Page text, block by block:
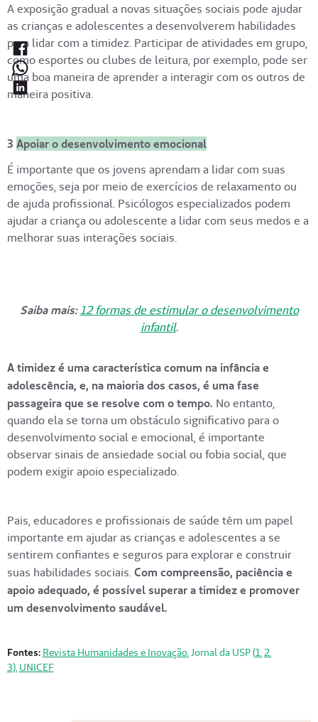
A exposição gradual a novas situações sociais pode ajudar
as crianças e adolescentes a desenvolverem habilidades
para lidar com a timidez. Participar de atividades em grupo,
como esportes ou clubes de leitura, por exemplo, pode ser
uma boa maneira de aprender a interagir com os outros de
maneira positiva.
3 Apoiar o desenvolvimento emocional
É importante que os jovens aprendam a lidar com suas
emoções, seja por meio de exercícios de relaxamento ou
de ajuda profissional. Psicólogos especializados podem
ajudar a criança ou adolescente a lidar com seus medos e a
melhorar suas interações sociais.
Saiba mais:12 formas de estimular o desenvolvimento
infantil.
A timidez é uma característica comum na infância e
adolescência, e, na maioria dos casos, é uma fase
passageira que se resolve com o tempo. No entanto,
quando ela se torna um obstáculo significativo para o
desenvolvimento social e emocional, é importante
observar sinais de ansiedade social ou fobia social, que
podem exigir apoio especializado.
Pais, educadores e profissionais de saúde têm um papel
importante em ajudar as crianças e adolescentes a se
sentirem confiantes e seguros para explorar e construir
suas habilidades sociais. Com compreensão, paciência e
apoio adequado, é possível superar a timidez e promover
um desenvolvimento saudável.
heading
Fontes: Revista Humanidades e Inovação, Jornal da USP (1,2,
3), UNICEF